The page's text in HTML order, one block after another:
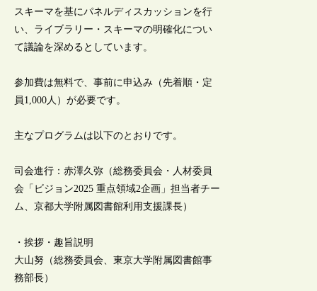
スキーマを基にパネルディスカッションを行
い、ライブラリー・スキーマの明確化につい
て議論を深めるとしています。
参加費は無料で、事前に申込み（先着順・定
員1,000人）が必要です。
主なプログラムは以下のとおりです。
司会進行：赤澤久弥（総務委員会・人材委員
会「ビジョン2025 重点領域2企画」担当者チー
ム、京都大学附属図書館利用支援課長）
・挨拶・趣旨説明
大山努（総務委員会、東京大学附属図書館事
務部長）